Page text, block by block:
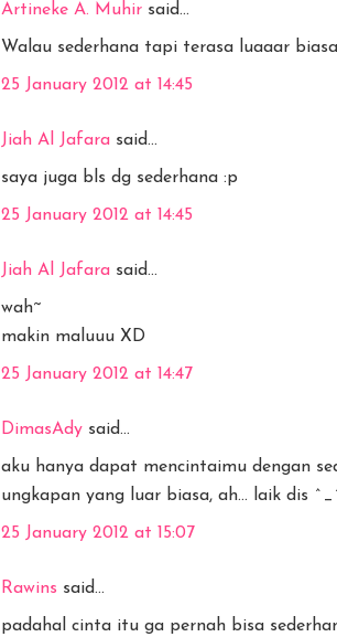
Artineke A. Muhir said...
Walau sederhana tapi terasa luaaar
25 January 2012 at 14:45
Jiah Al Jafara said...
saya juga bls dg sederhana :p
25 January 2012 at 14:45
Jiah Al Jafara said...
wah~
makin maluuu XD
25 January 2012 at 14:47
DimasAdy said...
aku hanya dapat mencintaimu dengan
ungkapan yang luar biasa, ah... laik dis
25 January 2012 at 15:07
Rawins said...
padahal cinta itu ga pernah bisa